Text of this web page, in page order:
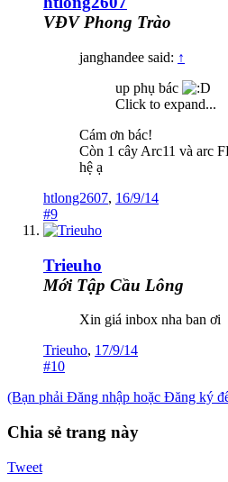
VĐV Phong Trào
janghandee said: ↑
up phụ bác
Click to expand...
Cám ơn bác!
Còn 1 cây Arc11 và arc
hệ ạ
htlong2607, 16/9/14
#9
Trieuho
Mới Tập Cầu Lông
Xin giá inbox nha ban ơi
Trieuho, 17/9/14
#10
(Bạn phải Đăng nhập hoặc Đăng ký
Chia sẻ trang này
Tweet